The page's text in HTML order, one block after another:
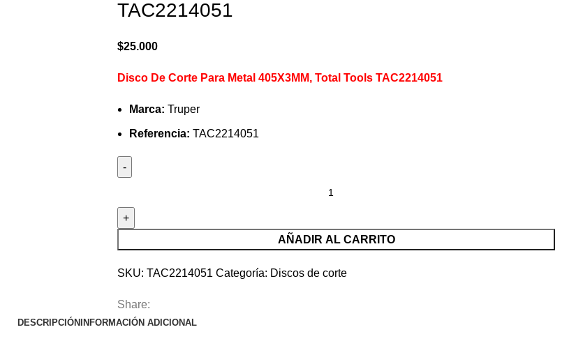
TAC2214051
$25.000
Disco De Corte Para Metal 405X3MM, Total Tools TAC2214051
Marca: Truper
Referencia: TAC2214051
Corte
405X3MM,
Tools
TAC2214051
AÑADIR AL CARRITO
SKU: TAC2214051 Categoría: Discos de corte
Share:
DESCRIPCIÓN INFORMACIÓN ADICIONAL